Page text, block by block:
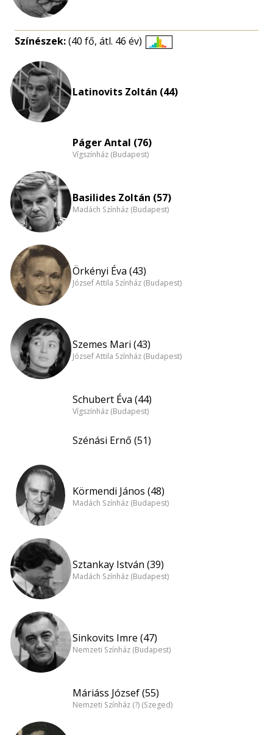
Színészek:(40 fő, átl. 46 év)
Latinovits Zoltán (44)
Páger Antal (76)
Vígszínház (Budapest)
Basilides Zoltán (57)
Madách Színház (Budapest)
Örkényi Éva (43)
József Attila Színház (Budapest)
Szemes Mari (43)
József Attila Színház (Budapest)
Schubert Éva (44)
Vígszínház (Budapest)
Szénási Ernő (51)
Körmendi János (48)
Madách Színház (Budapest)
Sztankay István (39)
Madách Színház (Budapest)
Sinkovits Imre (47)
Nemzeti Színház (Budapest)
Máriáss József (55)
Nemzeti Színház (?) (Szeged)